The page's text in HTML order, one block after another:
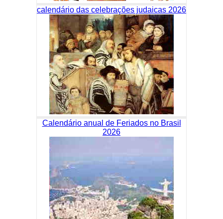
calendário das celebrações judaicas 2026
Calendário anual de Feriados no Brasil
2026